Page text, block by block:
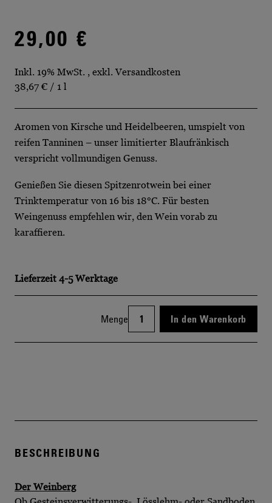
29,00 €
Inkl. 19% MwSt. , exkl.Versandkosten
38,67 € / 1 l
Aromen von Kirsche und Heidelbeeren, umspielt von
reifen Tanninen – unser limitierter Blaufränkisch
verspricht vollmundigen Genuss.
Genießen Sie diesen Spitzenrotwein bei einer
Trinktemperatur von 16 bis 18°C. Für besten
Weingenuss empfehlen wir, den Wein vorab zu
karaffieren.
Lieferzeit 4-5 Werktage
Menge In den Warenkorb
BESCHREIBUNG
Der Weinberg